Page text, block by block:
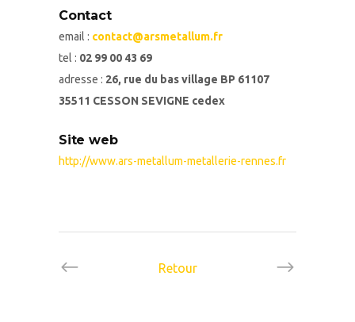
Contact
email : contact@arsmetallum.fr
tel : 02 99 00 43 69
adresse : 26, rue du bas village BP 61107
35511 CESSON SEVIGNE cedex
Site web
http://www.ars-metallum-metallerie-rennes.fr
Retour